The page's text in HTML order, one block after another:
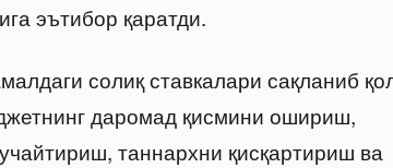
эътибор қаратди.
солиқ ставкалари сақланиб
даромад қисмини ошириш,
таннархни қисқартириш ва